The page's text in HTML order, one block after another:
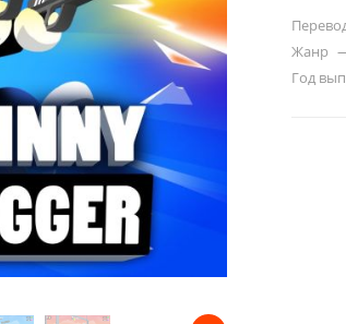
Жанр
Год